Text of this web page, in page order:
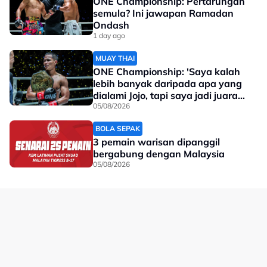
22/3/2017: Perlawanan Persahabatan
Malaysia 0-0 Filipina
1/3/2024: Perlawanan Persahabatan
Malaysia 0-0 Filipina
1/6/2012: Perlawanan Persahabatan
Malaysia 0-0 Filipina
Ayuh berikan sokongan buat skuad negara esok!
No node context available.
Related Topics
semula? Ini jawapan Ramadan
Ondash
1 day ago
MUAY THAI
ONE Championship: 'Saya kalah
lebih banyak daripada apa yang
dialami Jojo, tapi saya jadi juara
dunia'
05/08/2026
BOLA SEPAK
3 pemain warisan dipanggil
bergabung dengan Malaysia
05/08/2026